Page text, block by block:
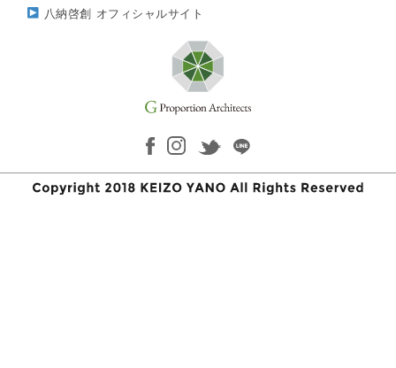
八納啓創 オフィシャルサイト